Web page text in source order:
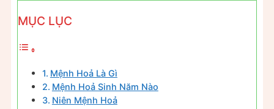
MỤC LỤC
Mệnh Hoả Là Gì
Mệnh Hoả Sinh Năm Nào
Niên Mệnh Hoả